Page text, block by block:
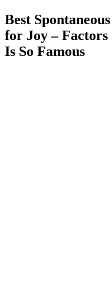
Best
for Joy – Factors
Is So Famous